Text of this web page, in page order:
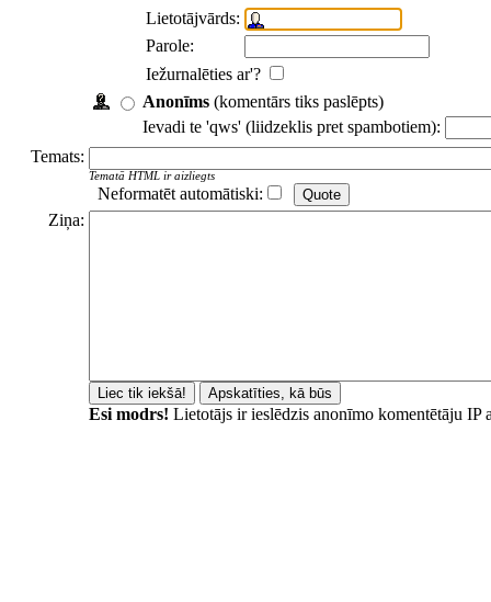
Lietotājvārds:
Parole:
Iežurnalēties ar'?
Anonīms (komentārs tiks paslēpts)
Ievadi te 'qws' (liidzeklis pret spambotiem):
Temats:
Tematā HTML ir aizliegts
Neformatēt automātiski:
Ziņa:
Esi modrs! Lietotājs ir ieslēdzis anonīmo komentētāju IP